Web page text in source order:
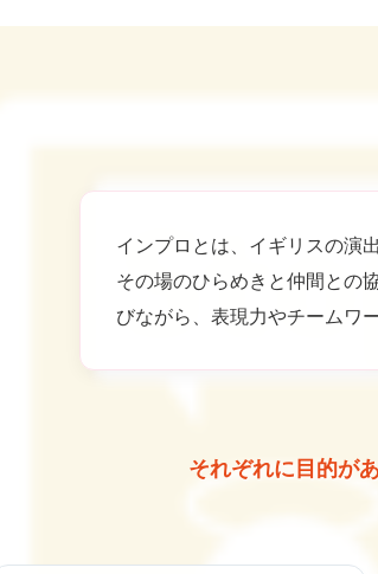
インプロとは、イギリスの演
その場のひらめきと仲間との
びながら、表現力やチームワ
それぞれに目的が